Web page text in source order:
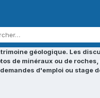
géologique. Les
de minéraux ou de roches,
d'emploi ou stage